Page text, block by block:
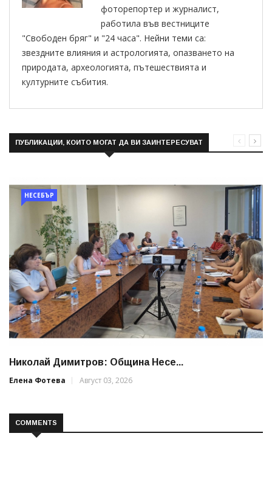
фоторепортер и журналист,
работила във вестниците
"Свободен бряг" и "24 часа". Нейни теми са:
звездните влияния и астрологията, опазването на
природата, археологията, пътешествията и
културните събития.
ПУБЛИКАЦИИ, КОИТО МОГАТ ДА ВИ ЗАИНТЕРЕСУВАТ
НЕСЕБЪР
Николай Димитров: Община Несе...
Елена Фотева
Август 03, 2026
COMMENTS